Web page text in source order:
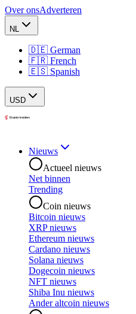
Over onsAdverteren
NL
🇩🇪 German
🇫🇷 French
🇪🇸 Spanish
USD
Nieuws
Actueel nieuws
Net binnen
Trending
Coin nieuws
Bitcoin nieuws
XRP nieuws
Ethereum nieuws
Cardano nieuws
Solana nieuws
Dogecoin nieuws
NFT nieuws
Shiba Inu nieuws
Ander altcoin nieuws